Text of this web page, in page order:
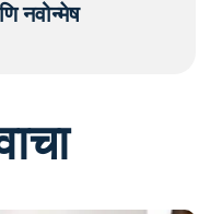
नवोन्मेष